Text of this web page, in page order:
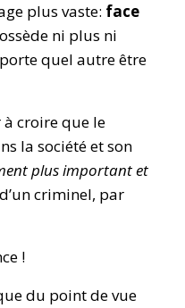
plus vaste: face
ni plus ni
quel autre être
à croire que le
la société et son
plus important et
criminel, par
!
du point de vue